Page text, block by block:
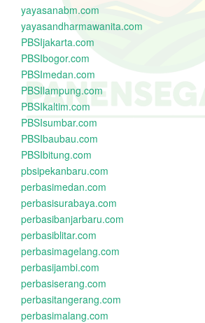
yayasanabm.com
yayasandharmawanita.com
PBSIjakarta.com
PBSIbogor.com
PBSImedan.com
PBSIlampung.com
PBSIkaltim.com
PBSIsumbar.com
PBSIbaubau.com
PBSIbitung.com
pbsipekanbaru.com
perbasimedan.com
perbasisurabaya.com
perbasibanjarbaru.com
perbasiblitar.com
perbasimagelang.com
perbasijambi.com
perbasiserang.com
perbasitangerang.com
perbasimalang.com